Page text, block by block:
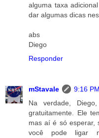
alguma taxa
dar algumas dicas
abs
Diego
Responder
mStavale
9:16 PM
Na verdade,
gratuitamente. Ele
mas aí é só esperar,
você pode ligar